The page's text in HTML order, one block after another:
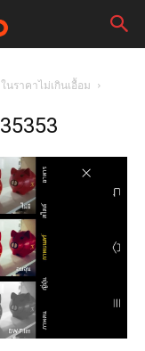
นราคาไม่เกินเอื้อม